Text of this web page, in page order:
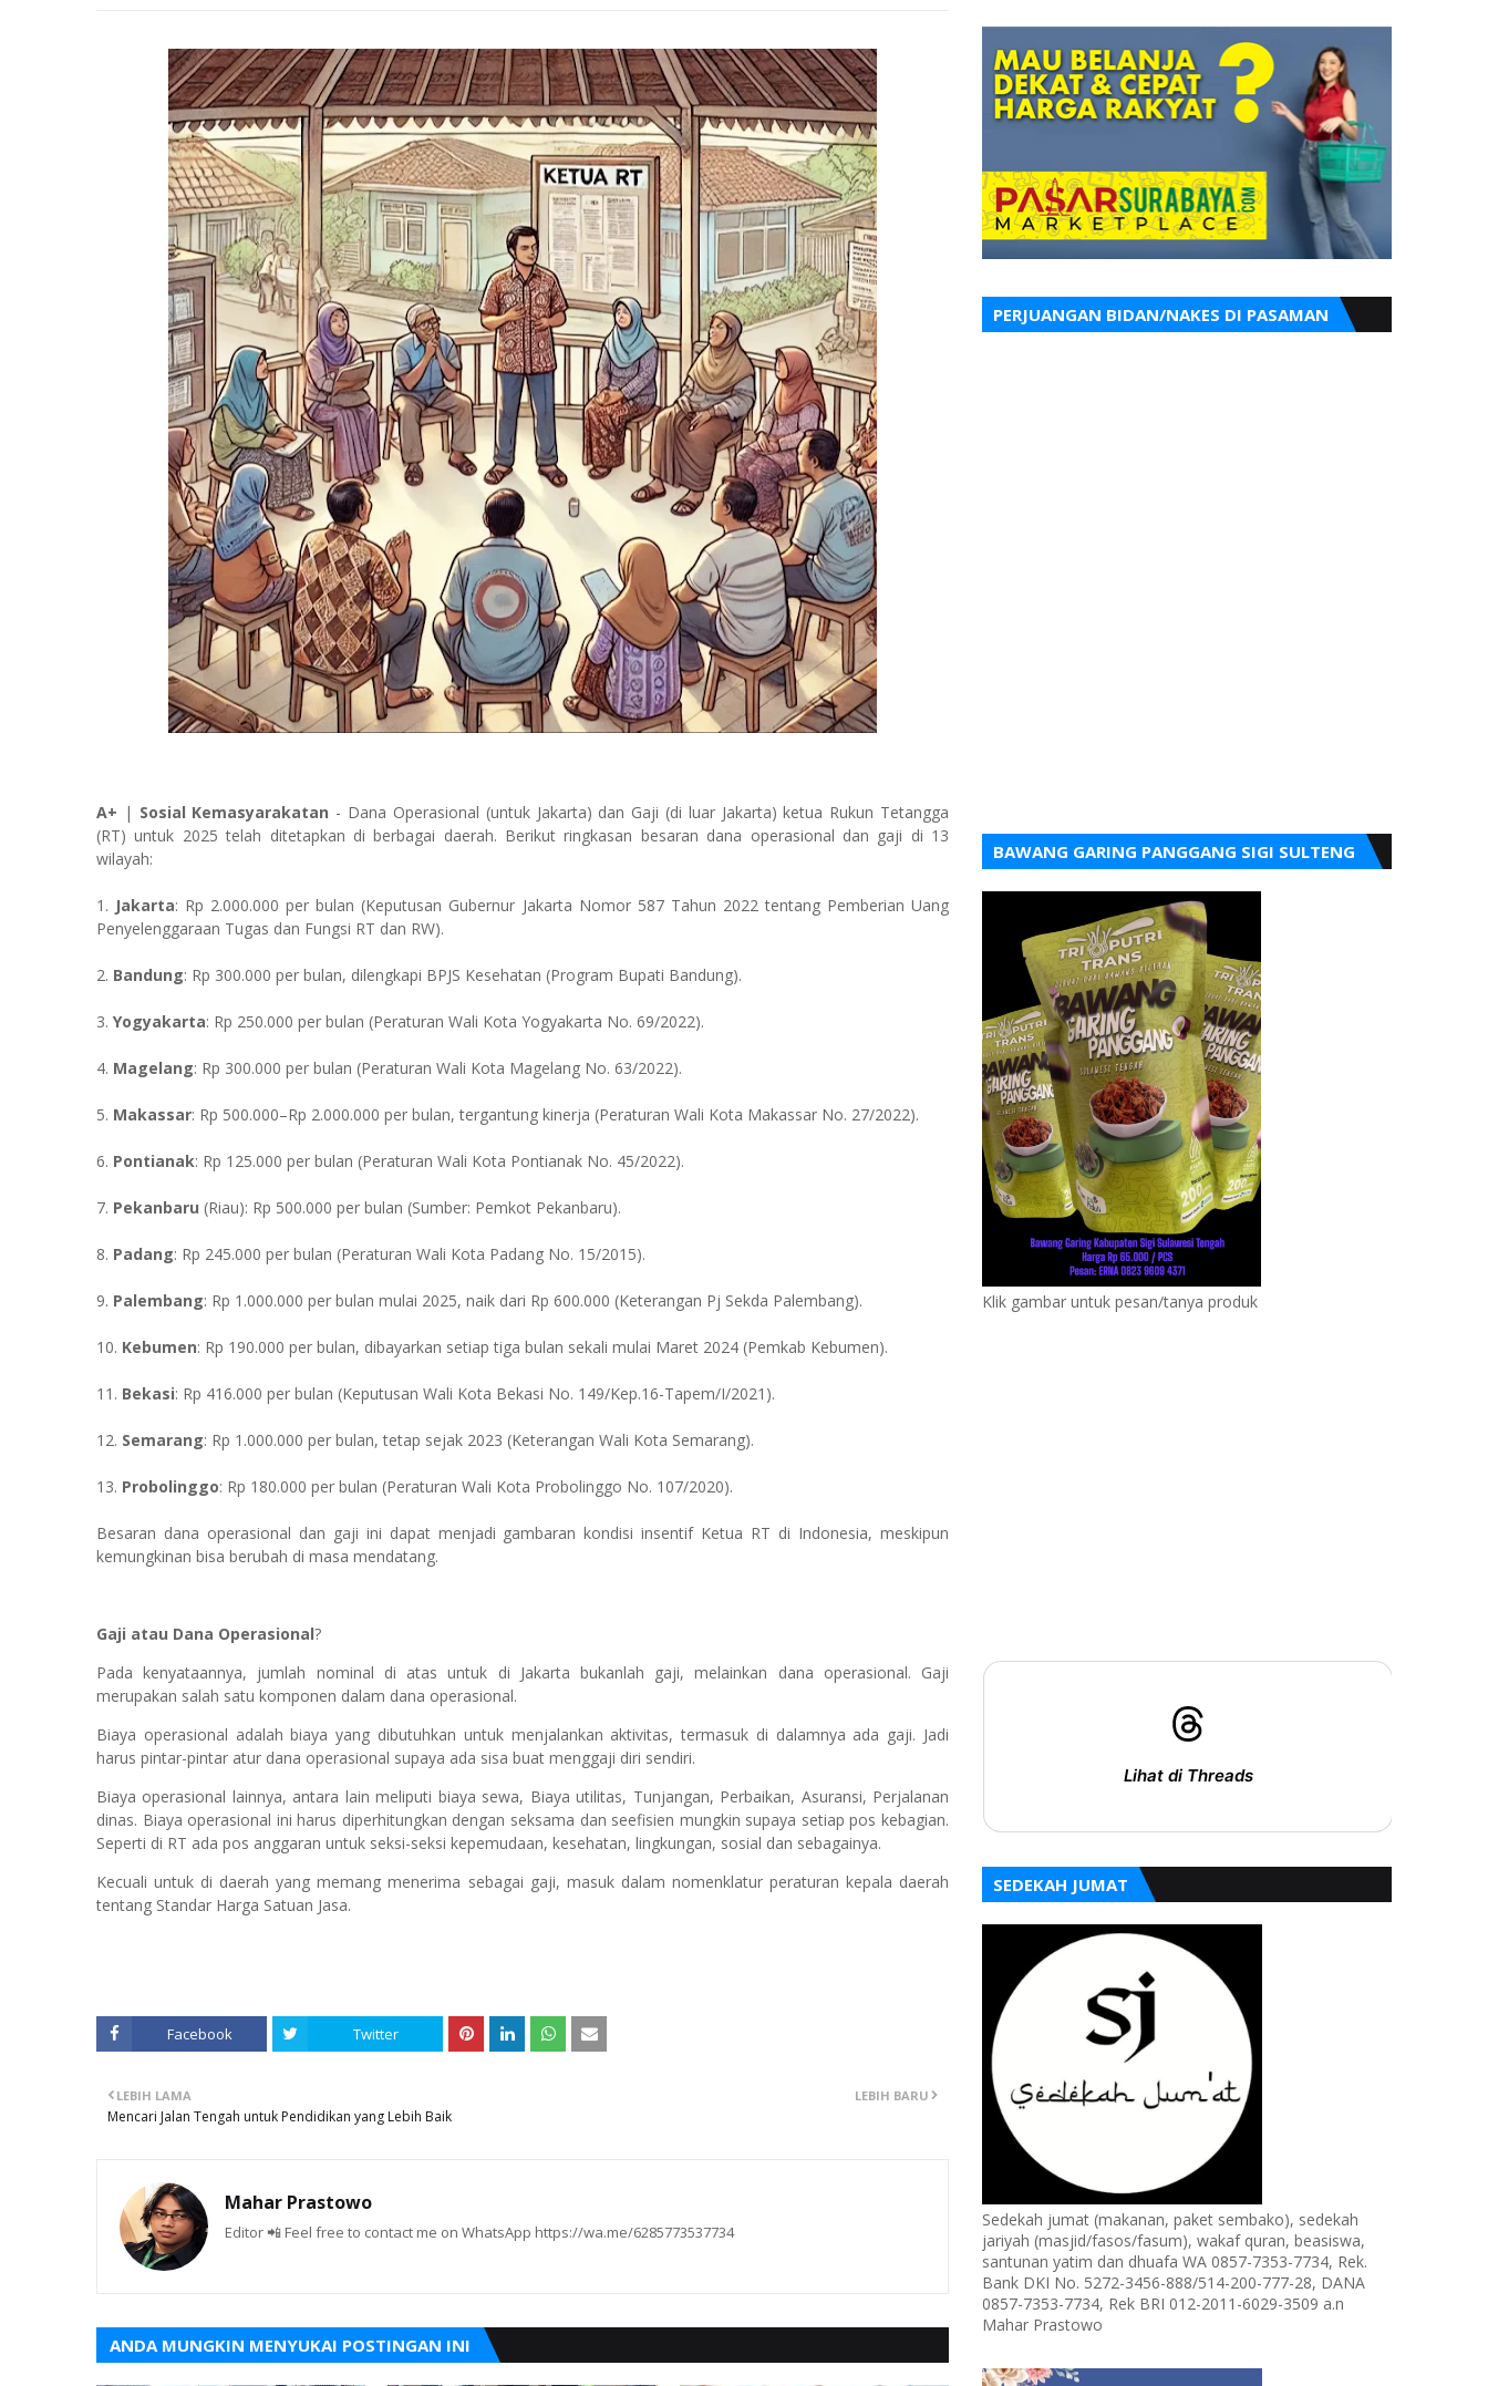
A+ | Sosial Kemasyarakatan - Dana Operasional (untuk Jakarta) dan Gaji (di luar Jakarta) ketua Rukun Tetangga
(RT) untuk 2025 telah ditetapkan di berbagai daerah. Berikut ringkasan besaran dana operasional dan gaji di 13
wilayah:
1. Jakarta: Rp 2.000.000 per bulan (Keputusan Gubernur Jakarta Nomor 587 Tahun 2022 tentang Pemberian Uang
Penyelenggaraan Tugas dan Fungsi RT dan RW).
2. Bandung: Rp 300.000 per bulan, dilengkapi BPJS Kesehatan (Program Bupati Bandung).
3. Yogyakarta: Rp 250.000 per bulan (Peraturan Wali Kota Yogyakarta No. 69/2022).
4. Magelang: Rp 300.000 per bulan (Peraturan Wali Kota Magelang No. 63/2022).
5. Makassar: Rp 500.000–Rp 2.000.000 per bulan, tergantung kinerja (Peraturan Wali Kota Makassar No. 27/2022).
6. Pontianak: Rp 125.000 per bulan (Peraturan Wali Kota Pontianak No. 45/2022).
7. Pekanbaru (Riau): Rp 500.000 per bulan (Sumber: Pemkot Pekanbaru).
8. Padang: Rp 245.000 per bulan (Peraturan Wali Kota Padang No. 15/2015).
9. Palembang: Rp 1.000.000 per bulan mulai 2025, naik dari Rp 600.000 (Keterangan Pj Sekda Palembang).
10. Kebumen: Rp 190.000 per bulan, dibayarkan setiap tiga bulan sekali mulai Maret 2024 (Pemkab Kebumen).
11. Bekasi: Rp 416.000 per bulan (Keputusan Wali Kota Bekasi No. 149/Kep.16-Tapem/I/2021).
12. Semarang: Rp 1.000.000 per bulan, tetap sejak 2023 (Keterangan Wali Kota Semarang).
13. Probolinggo: Rp 180.000 per bulan (Peraturan Wali Kota Probolinggo No. 107/2020).
Besaran dana operasional dan gaji ini dapat menjadi gambaran kondisi insentif Ketua RT di Indonesia, meskipun
kemungkinan bisa berubah di masa mendatang.
Gaji atau Dana Operasional?
Pada kenyataannya, jumlah nominal di atas untuk di Jakarta bukanlah gaji, melainkan dana operasional. Gaji
merupakan salah satu komponen dalam dana operasional.
Biaya operasional adalah biaya yang dibutuhkan untuk menjalankan aktivitas, termasuk di dalamnya ada gaji. Jadi
harus pintar-pintar atur dana operasional supaya ada sisa buat menggaji diri sendiri.
Biaya operasional lainnya, antara lain meliputi biaya sewa, Biaya utilitas, Tunjangan, Perbaikan, Asuransi, Perjalanan
dinas. Biaya operasional ini harus diperhitungkan dengan seksama dan seefisien mungkin supaya setiap pos kebagian.
Seperti di RT ada pos anggaran untuk seksi-seksi kepemudaan, kesehatan, lingkungan, sosial dan sebagainya.
Kecuali untuk di daerah yang memang menerima sebagai gaji, masuk dalam nomenklatur peraturan kepala daerah
tentang Standar Harga Satuan Jasa.
Facebook Twitter
LEBIH BARU
LEBIH LAMA
Mencari Jalan Tengah untuk Pendidikan yang Lebih Baik
Mahar Prastowo
Editor 📲 Feel free to contact me on WhatsApp https://wa.me/6285773537734
ANDA MUNGKIN MENYUKAI POSTINGAN INI
PERJUANGAN BIDAN/NAKES DI PASAMAN
BAWANG GARING PANGGANG SIGI SULTENG
Klik gambar untuk pesan/tanya produk
Lihat di Threads
SEDEKAH JUMAT
Sedekah jumat (makanan, paket sembako), sedekah
jariyah (masjid/fasos/fasum), wakaf quran, beasiswa,
santunan yatim dan dhuafa WA 0857-7353-7734, Rek.
Bank DKI No. 5272-3456-888/514-200-777-28, DANA
0857-7353-7734, Rek BRI 012-2011-6029-3509 a.n
Mahar Prastowo